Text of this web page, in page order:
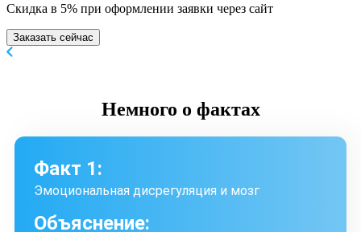
Скидка в 5% при оформлении заявки через сайт
Заказать сейчас
Немного о фактах
Факт 1:
Эмоциональная дисрегуляция и мозг
Объяснение: